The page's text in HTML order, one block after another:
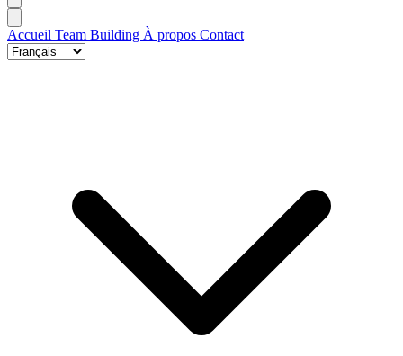
Accueil Team Building À propos Contact